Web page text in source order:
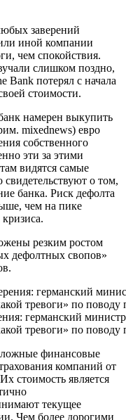
заверений
иной компании
чем спокойствия.
слишком поздно,
Bank потерял с начала
стоимости.
намерен выкупить
mixednews) евро
собственного
эти за этими
видятся самые
о том,
банка. Риск дефолта
чем на пике
резким ростом
дефолтных свопов»
германский
тревоги» по
финансовые
компаний от
стоимость является
текущее
Чем более дорогими